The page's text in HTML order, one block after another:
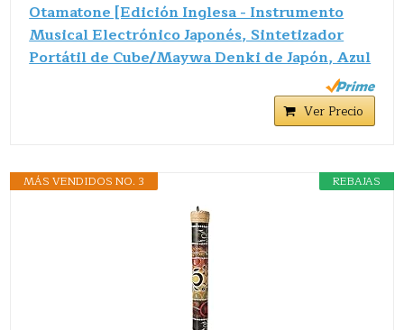
Otamatone [Edición Inglesa - Instrumento
Musical Electrónico Japonés, Sintetizador
Portátil de Cube/Maywa Denki de Japón, Azul
Ver Precio
REBAJAS
MÁS VENDIDOS NO. 3